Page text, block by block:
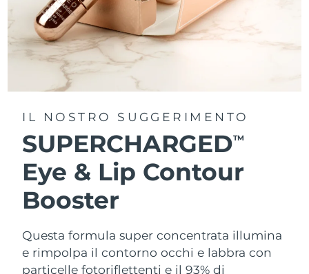
IL NOSTRO SUGGERIMENTO
SUPERCHARGEDTM
Eye & Lip Contour
Booster
Questa formula super concentrata illumina
e rimpolpa il contorno occhi e labbra con
particelle fotoriflettenti e il 93% di